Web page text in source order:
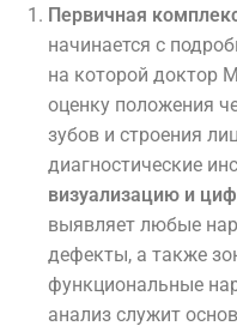
Первичная
начинается с
на которой доктор
оценку положения
зубов и строения
диагностические
визуализацию и
выявляет любые
дефекты, а также
функциональные
анализ служит